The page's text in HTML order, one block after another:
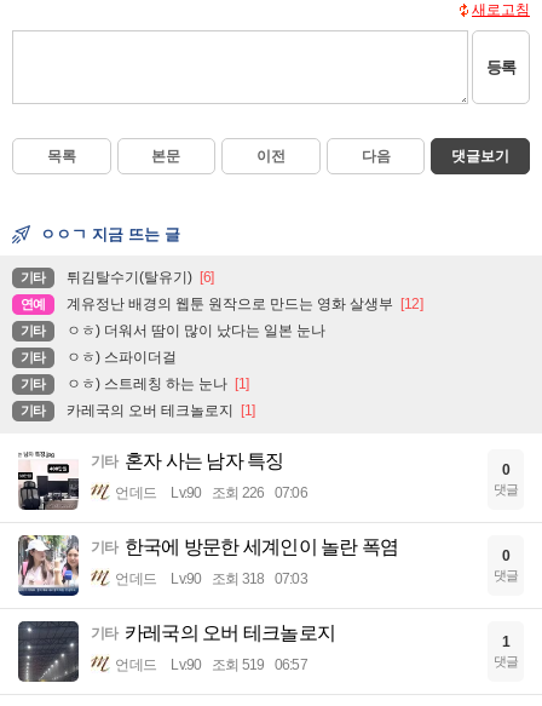
새로고침
등록
목록 본문 이전 다음 댓글보기
ㅇㅇㄱ 지금 뜨는 글
기타 튀김탈수기(탈유기) [6]
연예 계유정난 배경의 웹툰 원작으로 만드는 영화 살생부 [12]
기타 ㅇㅎ) 더워서 땀이 많이 났다는 일본 눈나
기타 ㅇㅎ) 스파이더걸
기타 ㅇㅎ) 스트레칭 하는 눈나 [1]
기타 카레국의 오버 테크놀로지 [1]
기타 혼자 사는 남자 특징
언데드 Lv.90 조회 226 07:06
0
댓글
기타 한국에 방문한 세계인이 놀란 폭염
언데드 Lv.90 조회 318 07:03
0
댓글
기타 카레국의 오버 테크놀로지
언데드 Lv.90 조회 519 06:57
1
댓글